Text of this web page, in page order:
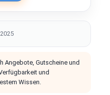
Angebote, Gutscheine und
und
Wissen.